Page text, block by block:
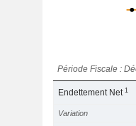
Période Fiscale :
Endettement Net1
Variation